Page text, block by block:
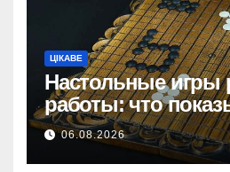
ЦІКАВЕ
Настольные игры
работы: что
и почему цифры
за себя
06.08.2026